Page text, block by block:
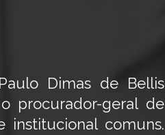
Dimas de Bellis
procurador-geral de
institucional comuns.